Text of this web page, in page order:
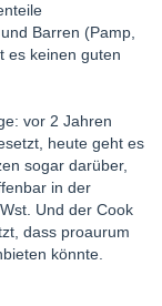
Barren (Pamp,
es keinen guten
vor 2 Jahren
heute geht es
sogar darüber,
in der
Und der Cook
dass proaurum
könnte.